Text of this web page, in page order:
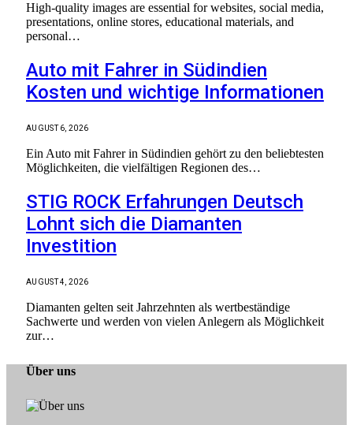
High-quality images are essential for websites, social media,
presentations, online stores, educational materials, and
personal…
Auto mit Fahrer in Südindien
Kosten und wichtige Informationen
AUGUST 6, 2026
Ein Auto mit Fahrer in Südindien gehört zu den beliebtesten
Möglichkeiten, die vielfältigen Regionen des…
STIG ROCK Erfahrungen Deutsch
Lohnt sich die Diamanten
Investition
AUGUST 4, 2026
Diamanten gelten seit Jahrzehnten als wertbeständige
Sachwerte und werden von vielen Anlegern als Möglichkeit
zur…
Über uns